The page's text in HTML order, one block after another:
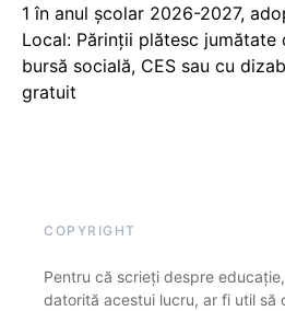
1 în anul școlar 2026-2027,
Local: Părinții plătesc jumătate
bursă socială, CES sau cu
gratuit
COPYRIGHT
Pentru că scrieți despre
datorită acestui lucru, ar fi util să